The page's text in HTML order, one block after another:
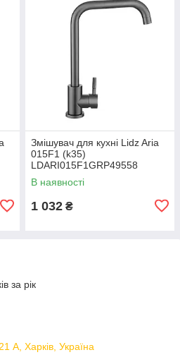
Змішувач для кухні Lidz Aria
015F1 (k35)
LDARI015F1GRP49558
Graphite
В наявності
1 032 ₴
за рік
А, Харків, Україна